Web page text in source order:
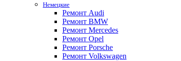
Немецкие
Ремонт Audi
Ремонт BMW
Ремонт Mercedes
Ремонт Opel
Ремонт Porsche
Ремонт Volkswagen